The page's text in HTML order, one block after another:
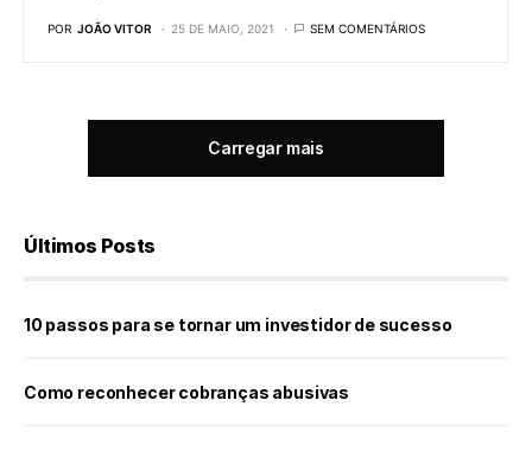
POR JOÃO VITOR 25 DE MAIO, 2021 SEM COMENTÁRIOS
Carregar mais
Últimos Posts
10 passos para se tornar um investidor de sucesso
Como reconhecer cobranças abusivas